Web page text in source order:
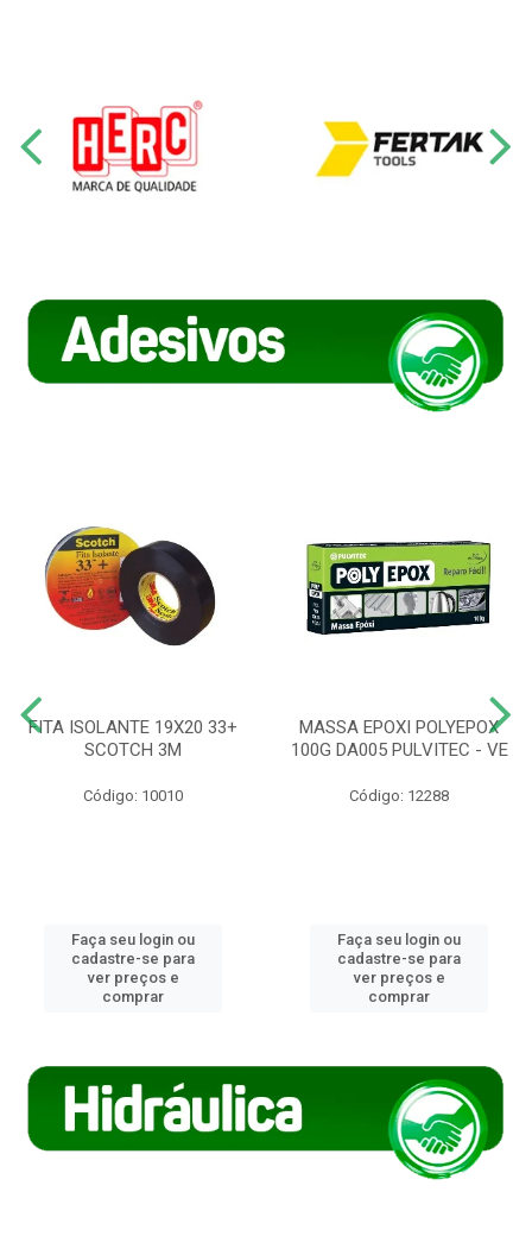
FITA ISOLANTE 19X20 33+
SCOTCH 3M
Código: 10010
Faça seu login ou
cadastre-se para
ver preços e
comprar
MASSA EPOXI POLYEPOX
100G DA005 PULVITEC - VE
Código: 12288
Faça seu login ou
cadastre-se para
ver preços e
comprar